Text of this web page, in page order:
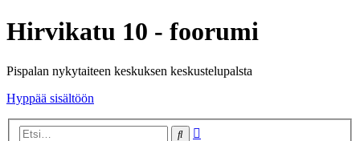
Hirvikatu 10 - foorumi
Pispalan nykytaiteen keskuksen keskustelupalsta
Hyppää sisältöön
Etsi